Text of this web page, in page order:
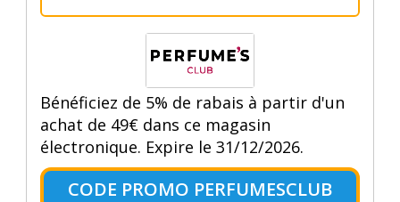
Bénéficiez de 5% de rabais à partir d'un
achat de 49€ dans ce magasin
électronique. Expire le 31/12/2026.
CODE PROMO PERFUMESCLUB